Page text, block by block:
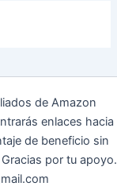
de Amazon
enlaces hacia
de beneficio sin
por tu apoyo.